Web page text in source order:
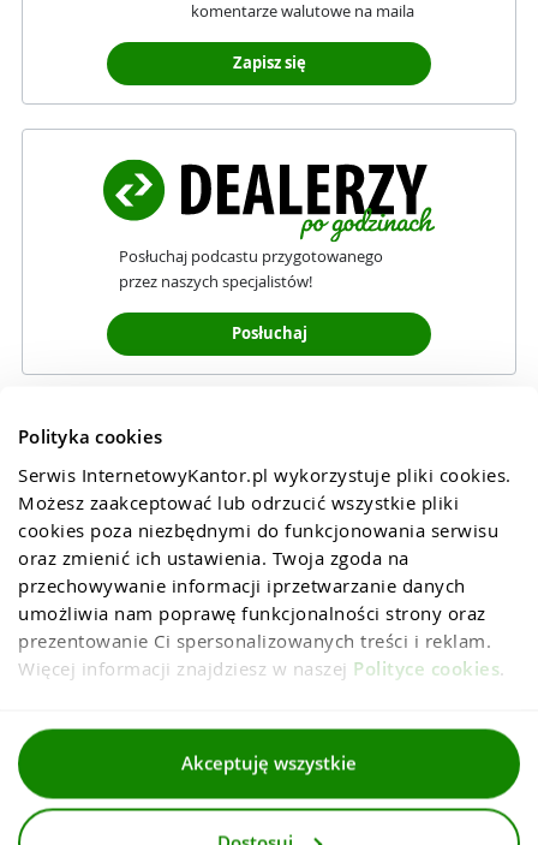
Polityka cookies
Serwis InternetowyKantor.pl wykorzystuje pliki cookies.
Możesz zaakceptować lub odrzucić wszystkie pliki
cookies poza niezbędnymi do funkcjonowania serwisu
oraz zmienić ich ustawienia. Twoja zgoda na
przechowywanie informacji iprzetwarzanie danych
umożliwia nam poprawę funkcjonalności strony oraz
prezentowanie Ci spersonalizowanych treści i reklam.
Więcej informacji znajdziesz w naszej Polityce cookies.
Akceptuję wszystkie
komentarze walutowe na maila
Zapisz się
Posłuchaj podcastu przygotowanego
przez naszych specjalistów!
Posłuchaj
Regulaminy